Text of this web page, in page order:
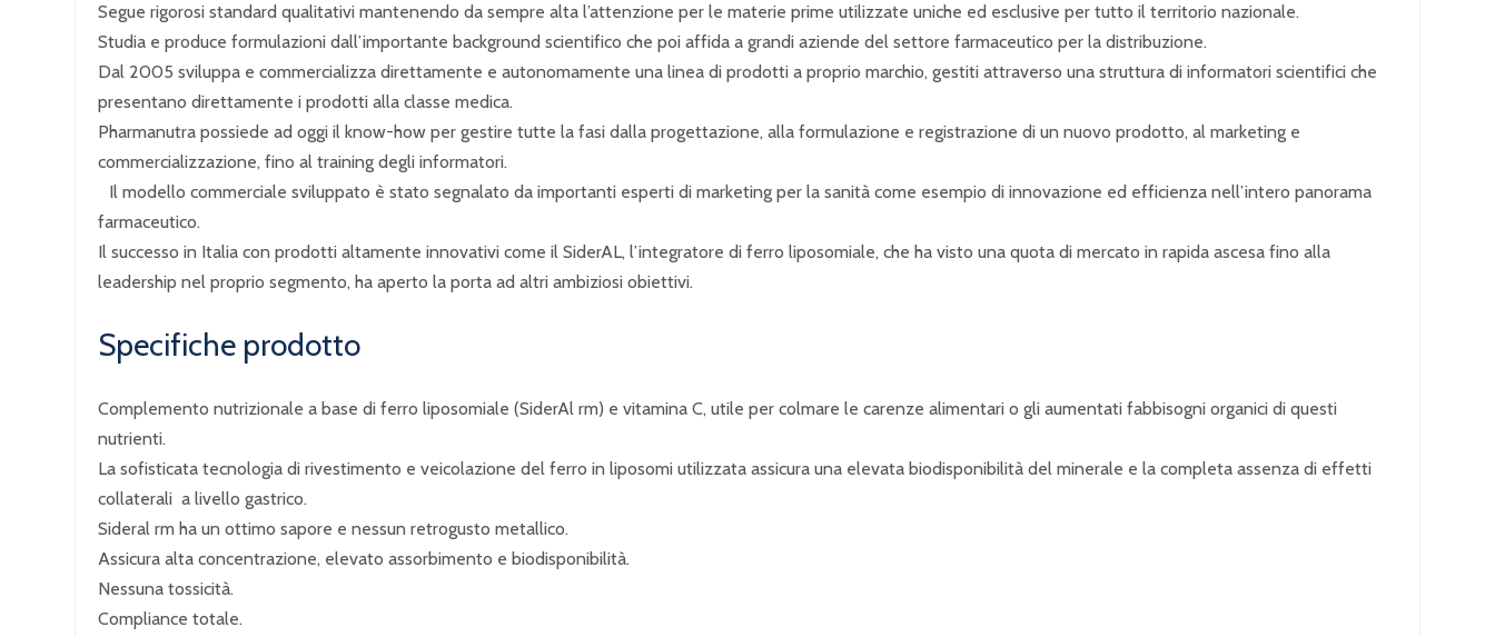
Segue rigorosi standard qualitativi mantenendo da sempre alta l’attenzione per le materie prime utilizzate uniche ed esclusive per tutto il territorio nazionale.
Studia e produce formulazioni dall’importante background scientifico che poi affida a grandi aziende del settore farmaceutico per la distribuzione.
Dal 2005 sviluppa e commercializza direttamente e autonomamente una linea di prodotti a proprio marchio, gestiti attraverso una struttura di informatori scientifici che
presentano direttamente i prodotti alla classe medica.
Pharmanutra possiede ad oggi il know-how per gestire tutte la fasi dalla progettazione, alla formulazione e registrazione di un nuovo prodotto, al marketing e
commercializzazione, fino al training degli informatori.
Il modello commerciale sviluppato è stato segnalato da importanti esperti di marketing per la sanità come esempio di innovazione ed efficienza nell’intero panorama
farmaceutico.
Il successo in Italia con prodotti altamente innovativi come il SiderAL, l’integratore di ferro liposomiale, che ha visto una quota di mercato in rapida ascesa fino alla
leadership nel proprio segmento, ha aperto la porta ad altri ambiziosi obiettivi.
Specifiche prodotto
Complemento nutrizionale a base di ferro liposomiale (SiderAl rm) e vitamina C, utile per colmare le carenze alimentari o gli aumentati fabbisogni organici di questi
nutrienti.
La sofisticata tecnologia di rivestimento e veicolazione del ferro in liposomi utilizzata assicura una elevata biodisponibilità del minerale e la completa assenza di effetti
collaterali a livello gastrico.
Sideral rm ha un ottimo sapore e nessun retrogusto metallico.
Assicura alta concentrazione, elevato assorbimento e biodisponibilità.
Nessuna tossicità.
Compliance totale.